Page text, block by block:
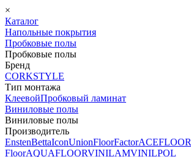
×
Каталог
Напольные покрытия
Пробковые полы
Пробковые полы
Бренд
CORKSTYLE
Тип монтажа
КлеевойПробковый ламинат
Виниловые полы
Виниловые полы
Производитель
EnstenBettaIconUnionFloorFactorACEFLOOR
FloorAQUAFLOORVINILAMVINILPOL